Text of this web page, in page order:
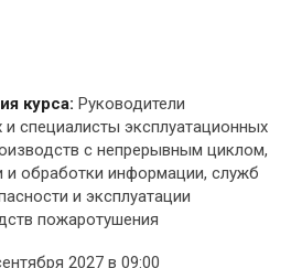
курса: Руководители
специалисты эксплуатационных
с непрерывным циклом,
и обработки информации, служб
и эксплуатации
пожаротушения
2027 в 09:00